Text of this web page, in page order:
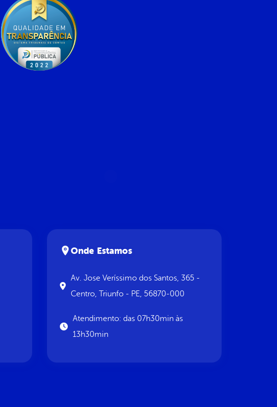
Onde Estamos
Av. Jose Veríssimo dos Santos, 365 -
Centro, Triunfo - PE, 56870-000
Atendimento: das 07h30min às
13h30min